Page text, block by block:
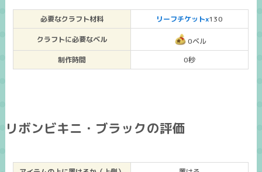
必要なクラフト材料 リーフチケットx130
クラフトに必要なベル
0ベル
制作時間
0秒
リボンビキニ・ブラックの評価